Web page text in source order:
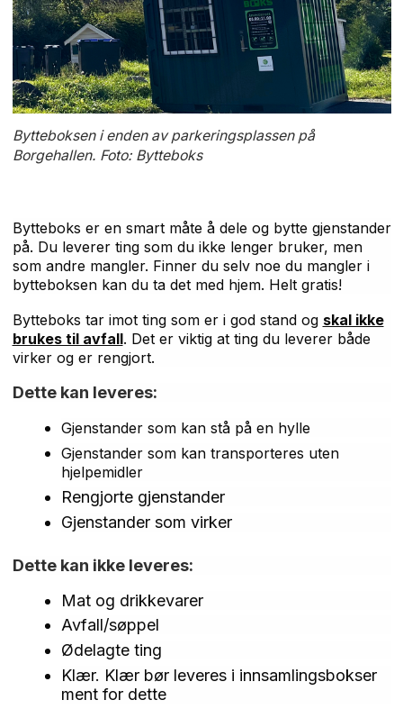
Bytteboksen i enden av parkeringsplassen på
Borgehallen. Foto: Bytteboks
Bytteboks er en smart måte å dele og bytte gjenstander
på. Du leverer ting som du ikke lenger bruker, men
som andre mangler. Finner du selv noe du mangler i
bytteboksen kan du ta det med hjem. Helt gratis!
Bytteboks tar imot ting som er i god stand og skal ikke
brukes til avfall. Det er viktig at ting du leverer både
virker og er rengjort.
Dette kan leveres:
Gjenstander som kan stå på en hylle
Gjenstander som kan transporteres uten
hjelpemidler
Rengjorte gjenstander
Gjenstander som virker
Dette kan ikke leveres:
Mat og drikkevarer
Avfall/søppel
Ødelagte ting
Klær. Klær bør leveres i innsamlingsbokser
ment for dette